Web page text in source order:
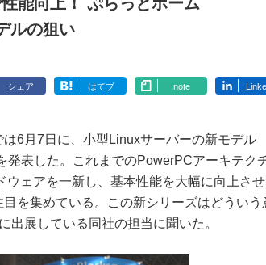
ルの狙い
シェア はてブ note
6月7日に、小型Linuxサーバーの新モデル
発表した。これまでのPowerPCアーキテク
ウェアを一新し、基本性能を大幅に向上さ
を集めている。この新シリーズはどういう
出展している同社の担当に聞いた。